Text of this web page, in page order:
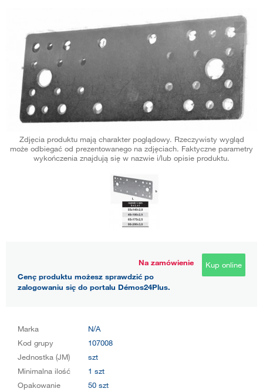
Zdjęcia produktu mają charakter poglądowy. Rzeczywisty wygląd
może odbiegać od prezentowanego na zdjęciach. Faktyczne parametry
wykończenia znajdują się w nazwie i/lub opisie produktu.
Na zamówienie
Cenę produktu możesz sprawdzić po
zalogowaniu się do portalu Démos24Plus.
Kup online
Marka
N/A
Kod grupy
107008
Jednostka (JM)
szt
Minimalna ilość
1 szt
Opakowanie
50 szt